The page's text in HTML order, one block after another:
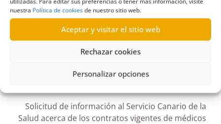
nuestra Política de cookiesde nuestro sitio web.
Aceptar y visitar el sitio web
Rechazar cookies
Personalizar opciones
Canarias,SCS
Solicitud de información al Servicio Canario de la
Salud acerca de los contratos vigentes de médicos